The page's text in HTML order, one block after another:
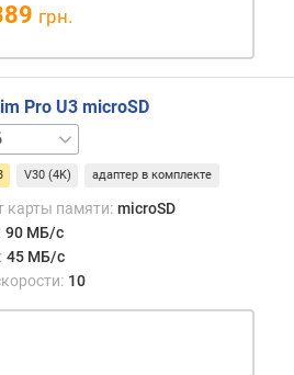
грн.
Pro U3 microSD
ГБ
V30 (4K) адаптер в комплекте
карты памяти: microSD
90 МБ/с
45 МБ/с
10